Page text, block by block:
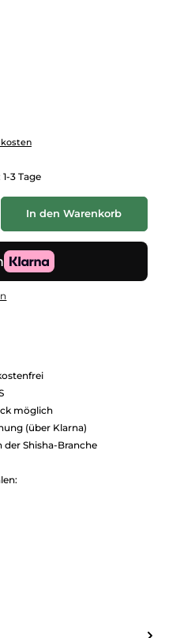
3 Tage
Wert ein oder benutze die
In den Warenkorb
möglich
(über Klarna)
der Shisha-Branche